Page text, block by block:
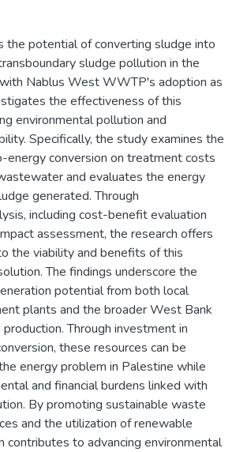
the potential of converting sludge into
sludge pollution in the
Nablus West WWTP's adoption as
the effectiveness of this
environmental pollution and
Specifically, the study examines the
conversion on treatment costs
and evaluates the energy
generated. Through
including cost-benefit evaluation
assessment, the research offers
the viability and benefits of this
The findings underscore the
potential from both local
plants and the broader West Bank
Through investment in
these resources can be
energy problem in Palestine while
and financial burdens linked with
By promoting sustainable waste
and the utilization of renewable
contributes to advancing environmental